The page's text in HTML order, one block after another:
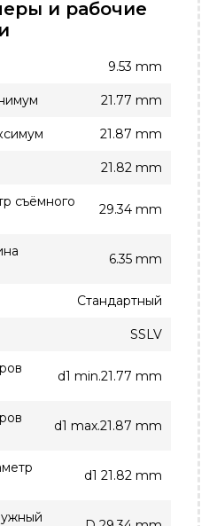
и рабочие
9.53 mm
21.77 mm
21.87 mm
21.82 mm
съёмного
29.34 mm
6.35 mm
Стандартный
SSLV
d1 min.21.77 mm
d1 max.21.87 mm
d1 21.82 mm